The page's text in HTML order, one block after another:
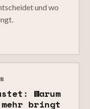
und wo
Warum
bringt